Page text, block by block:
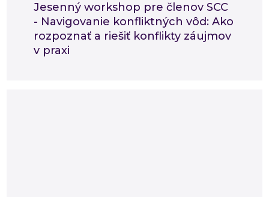
Jesenný workshop pre členov SCC
- Navigovanie konfliktných vôd: Ako
rozpoznať a riešiť konflikty záujmov
v praxi